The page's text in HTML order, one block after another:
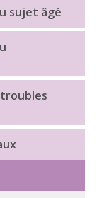
sujet âgé